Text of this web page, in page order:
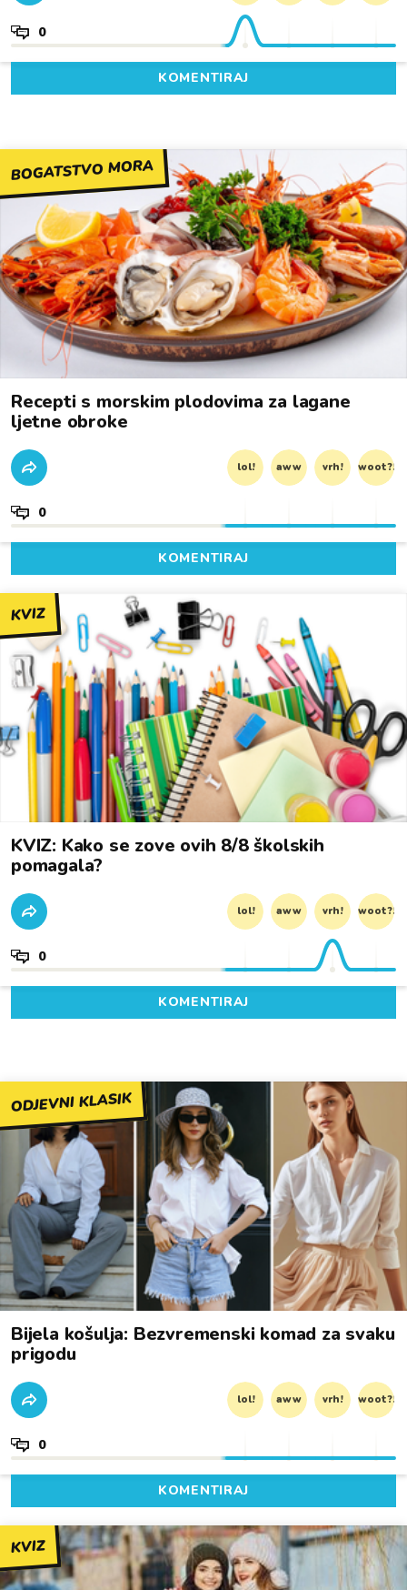
0
KOMENTIRAJ
BOGATSTVO MORA
Recepti s morskim plodovima za lagane
ljetne obroke
lol! aww vrh! woot?!
0
KOMENTIRAJ
KVIZ
KVIZ: Kako se zove ovih 8/8 školskih
pomagala?
lol! aww vrh! woot?!
0
KOMENTIRAJ
ODJEVNI KLASIK
Bijela košulja: Bezvremenski komad za svaku
prigodu
lol! aww vrh! woot?!
0
KOMENTIRAJ
KVIZ